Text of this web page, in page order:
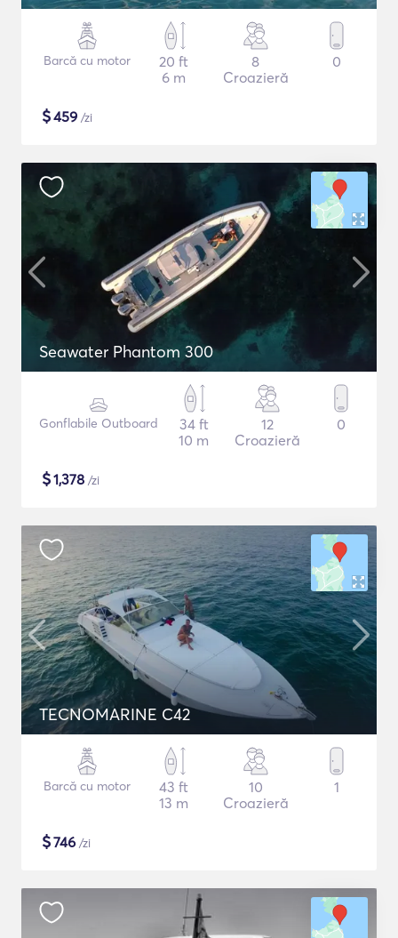
Barcă cu motor
20 ft
6 m
8
Croazieră
0
$459 /zi
Seawater Phantom 300
Gonflabile Outboard
34 ft
10 m
12
Croazieră
0
$1,378 /zi
TECNOMARINE C42
Barcă cu motor
43 ft
13 m
10
Croazieră
1
$746 /zi